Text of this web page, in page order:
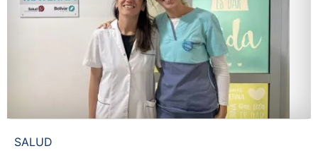
SALUD